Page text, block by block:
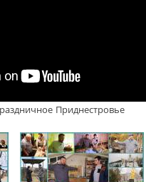
Приднестровье